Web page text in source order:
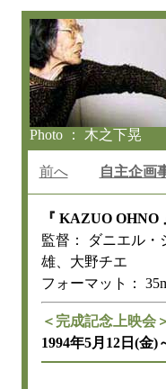
Photo ： 木之下晃
前へ 自主企画
『 KAZUO OHNO
監督： ダニエル
雄、大野チエ
フォーマット：
＜完成記念上映会
1994年5月12日(